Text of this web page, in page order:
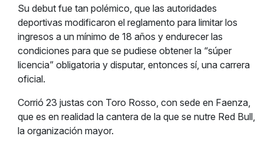
Su debut fue tan polémico, que las autoridades
deportivas modificaron el reglamento para limitar los
ingresos a un mínimo de 18 años y endurecer las
condiciones para que se pudiese obtener la “súper
licencia” obligatoria y disputar, entonces sí, una carrera
oficial.
Corrió 23 justas con Toro Rosso, con sede en Faenza,
que es en realidad la cantera de la que se nutre Red Bull,
la organización mayor.